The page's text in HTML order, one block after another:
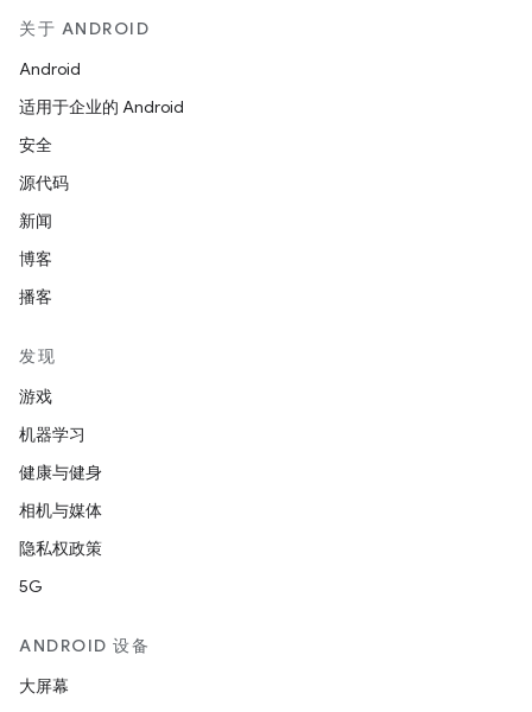
关于 ANDROID
Android
适用于企业的 Android
安全
源代码
新闻
博客
播客
发现
游戏
机器学习
健康与健身
相机与媒体
隐私权政策
5G
ANDROID 设备
大屏幕